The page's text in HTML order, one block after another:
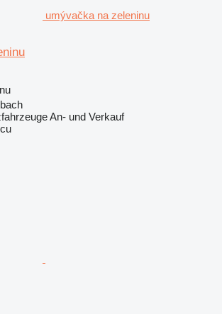
umývačka na zeleninu
An- und Verkauf